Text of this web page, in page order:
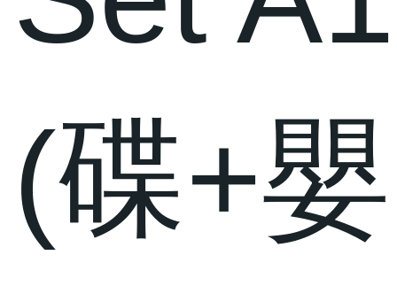
(碟+嬰